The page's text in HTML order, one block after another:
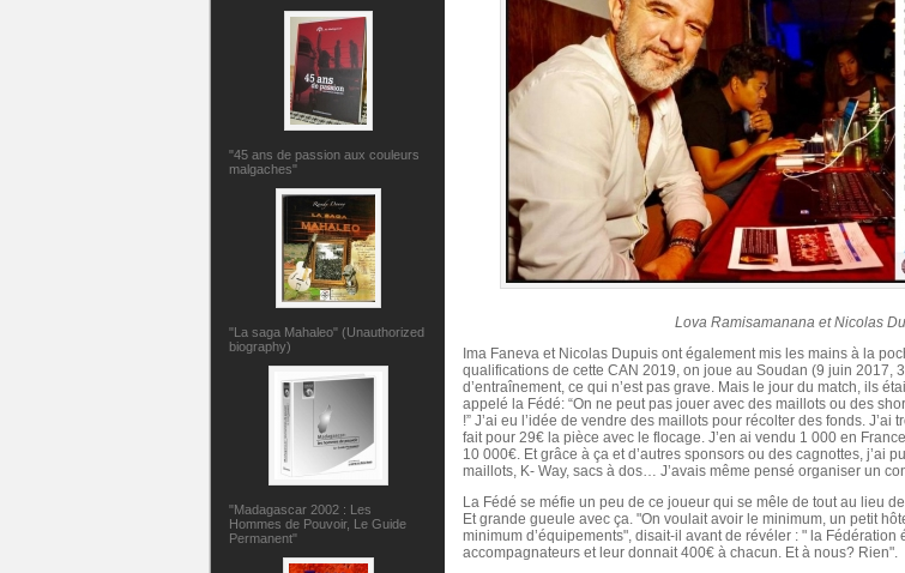
"45 ans de passion aux couleurs
malgaches"
"La saga Mahaleo" (Unauthorized
biography)
"Madagascar 2002 : Les
Hommes de Pouvoir, Le Guide
Permanent"
Lova Ramisamanana et Nicolas
Ima Faneva et Nicolas Dupuis ont également mis les mains à la
qualifications de cette CAN 2019, on joue au Soudan (9 juin 2017,
d’entraînement, ce qui n’est pas grave. Mais le jour du match, ils
appelé la Fédé: “On ne peut pas jouer avec des maillots ou des
!” J’ai eu l’idée de vendre des maillots pour récolter des fonds.
fait pour 29€ la pièce avec le flocage. J’en ai vendu 1 000 en
10 000€. Et grâce à ça et d’autres sponsors ou des cagnottes, j’ai
maillots, K- Way, sacs à dos… J’avais même pensé organiser un
La Fédé se méfie un peu de ce joueur qui se mêle de tout au lieu
Et grande gueule avec ça. "On voulait avoir le minimum, un petit
minimum d’équipements", disait-il avant de révéler : " la Fédération
accompagnateurs et leur donnait 400€ à chacun. Et à nous? Rien".